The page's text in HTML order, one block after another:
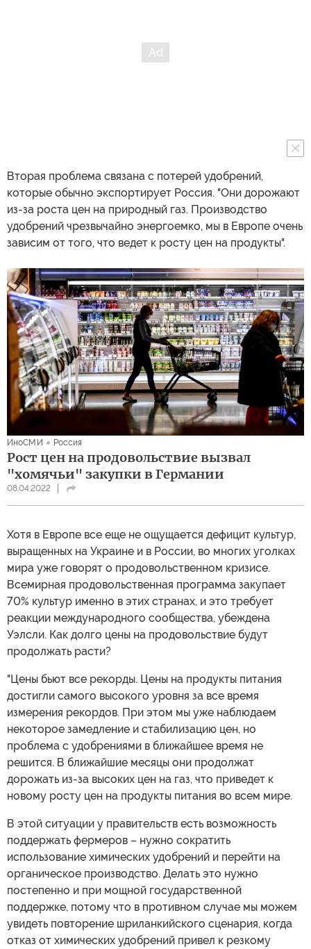
Вторая проблема связана с потерей удобрений,
которые обычно экспортирует Россия. "Они дорожают
из-за роста цен на природный газ. Производство
удобрений чрезвычайно энергоемко, мы в Европе очень
зависим от того, что ведет к росту цен на продукты".
ИноСМИ Россия
Рост цен на продовольствие вызвал
"хомячьи" закупки в Германии
08.04.2022
Хотя в Европе все еще не ощущается дефицит культур,
выращенных на Украине и в России, во многих уголках
мира уже говорят о продовольственном кризисе.
Всемирная продовольственная программа закупает
70% культур именно в этих странах, и это требует
реакции международного сообщества, убеждена
Уэлсли. Как долго цены на продовольствие будут
продолжать расти?
"Цены бьют все рекорды. Цены на продукты питания
достигли самого высокого уровня за все время
измерения рекордов. При этом мы уже наблюдаем
некоторое замедление и стабилизацию цен, но
проблема с удобрениями в ближайшее время не
решится. В ближайшие месяцы они продолжат
дорожать из-за высоких цен на газ, что приведет к
новому росту цен на продукты питания во всем мире.
В этой ситуации у правительств есть возможность
поддержать фермеров – нужно сократить
использование химических удобрений и перейти на
органическое производство. Делать это нужно
постепенно и при мощной государственной
поддержке, потому что в противном случае мы можем
увидеть повторение шриланкийского сценария, когда
отказ от химических удобрений привел к резкому